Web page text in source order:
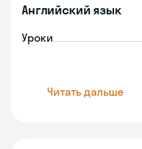
Английский язык
Уроки
Читать дальше